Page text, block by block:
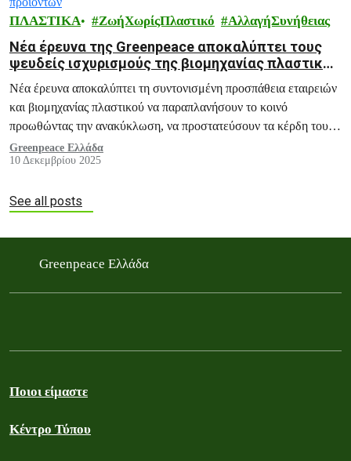
ΠΛΑΣΤΙΚΑ ΖωήΧωρίςΠλαστικό ΑλλαγήΣυνήθειας
Νέα έρευνα της Greenpeace αποκαλύπτει τους
ψευδείς ισχυρισμούς της βιομηχανίας πλαστικών
για την ανακύκλωση των προϊόντων
Νέα έρευνα αποκαλύπτει τη συντονισμένη προσπάθεια εταιρειών
και βιομηχανίας πλαστικού να παραπλανήσουν το κοινό
προωθώντας την ανακύκλωση, να προστατεύσουν τα κέρδη τους
και να καθυστερήσουν τη νομοθετική δράση.
Greenpeace Ελλάδα
10 Δεκεμβρίου 2025
See all posts
Greenpeace Ελλάδα
Ποιοι είμαστε
Κέντρο Τύπου